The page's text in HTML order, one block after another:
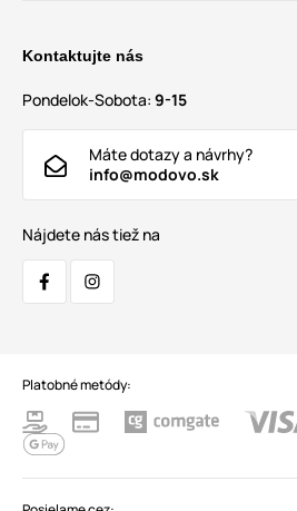
Kontaktujte nás
Pondelok-Sobota: 9-15
Máte dotazy a návrhy?
info@modovo.sk
Nájdete nás tiež na
Platobné metódy: